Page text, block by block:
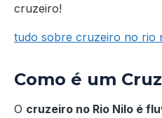
cruzeiro!
tudo sobre cruzeiro no rio
Como é um
O cruzeiro no Rio Nilo é